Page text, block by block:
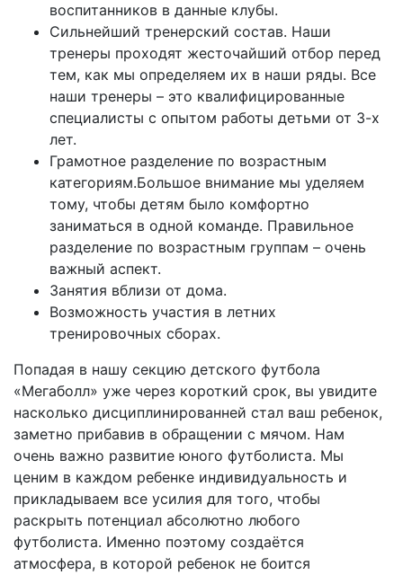
воспитанников в данные клубы.
Сильнейший тренерский состав. Наши
тренеры проходят жесточайший отбор перед
тем, как мы определяем их в наши ряды. Все
наши тренеры – это квалифицированные
специалисты с опытом работы детьми от 3-х
лет.
Грамотное разделение по возрастным
категориям.Большое внимание мы уделяем
тому, чтобы детям было комфортно
заниматься в одной команде. Правильное
разделение по возрастным группам – очень
важный аспект.
Занятия вблизи от дома.
Возможность участия в летних
тренировочных сборах.
Попадая в нашу секцию детского футбола
«Мегаболл» уже через короткий срок, вы увидите
насколько дисциплинированней стал ваш ребенок,
заметно прибавив в обращении с мячом. Нам
очень важно развитие юного футболиста. Мы
ценим в каждом ребенке индивидуальность и
прикладываем все усилия для того, чтобы
раскрыть потенциал абсолютно любого
футболиста. Именно поэтому создаётся
атмосфера, в которой ребенок не боится